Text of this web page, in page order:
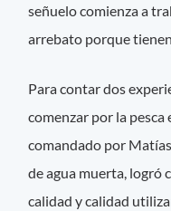
señuelo comienza a
arrebato porque
Para contar dos
comenzar por la
comandado por
de agua muerta, logró
calidad y calidad